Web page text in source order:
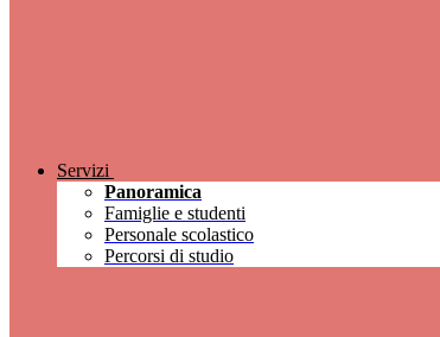
Servizi
Panoramica
Famiglie e studenti
Personale scolastico
Percorsi di studio